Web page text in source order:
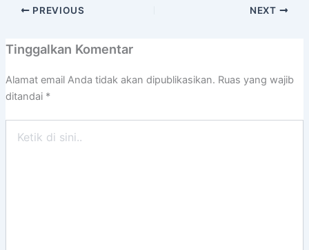
PREVIOUS NEXT
Tinggalkan Komentar
Alamat email Anda tidak akan dipublikasikan. Ruas yang wajib
ditandai *